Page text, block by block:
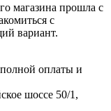
магазина прошла с
с
вариант.
полной оплаты и
шоссе 50/1,